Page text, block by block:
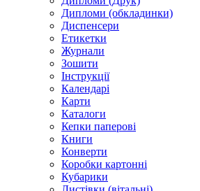
Дипломи (обкладинки)
Диспенсери
Етикетки
Журнали
Зошити
Інструкції
Календарі
Карти
Каталоги
Кепки паперові
Книги
Конверти
Коробки картонні
Кубарики